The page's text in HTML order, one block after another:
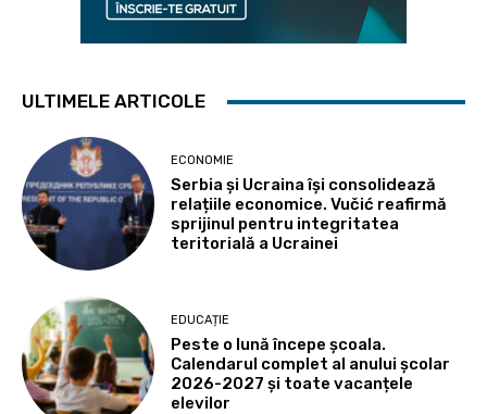
ULTIMELE ARTICOLE
ECONOMIE
Serbia și Ucraina își consolidează
relațiile economice. Vučić reafirmă
sprijinul pentru integritatea
teritorială a Ucrainei
EDUCAȚIE
Peste o lună începe școala.
Calendarul complet al anului școlar
2026-2027 și toate vacanțele
elevilor